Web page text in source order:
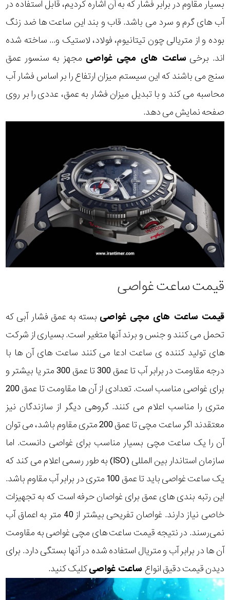
بسیار مقاوم در برابر فشار که به آن اشاره کردیم، قابل استفاده در
آب های گرم و سرد می باشد. قاب و بند این ساعت ها ضد زنگ
بوده و از متریالی چون تیتانیوم، فولاد، لاستیک و... ساخته شده
اند. برخی ساعت های مچی غواصی مجهز به سنسور عمق
سنج می باشند که این سیستم میزان ارتفاع را بر اساس فشار آب
محاسبه می کند و با تبدیل میزان فشار به عمق، عددی را بر روی
صفحه نمایش می دهد.
قیمت ساعت غواصی
قیمت ساعت های مچی غواصی بسته به عمق فشار آبی که
تحمل می کنند و جنس و برند آنها متغیر است. بسیاری از شرکت
های تولید کننده ی ساعت ادعا می کنند ساعت های آن ها با
درجه مقاومت در برابر آب تا عمق 300 تا عمق 300 متر یا بیشتر و
برای غواصی مناسب است. تعدادی از آن ها مقاومت تا عمق 200
متری را مناسب اعلام می کنند. گروهی دیگر از سازندگان نیز
معتقدند اگر ساعت مچی تا عمق 200 متری مقاوم باشد، می توان
آن را یک ساعت مچی بسیار مناسب برای غواصی دانست. اما
سازمان استاندار بین المللی (ISO) به طور رسمی اعلام می کند که
یک ساعت غواصی باید تا عمق 100 متری در برابر آب مقاوم باشد.
این رتبه بندی های عمق برای غواصان حرفه است که به تجهیزات
خاصی نیاز دارند. غواصان تفریحی بیشتر از 40 متر به اعماق آب
نمی‌رسند. در نتیجه قیمت ساعت های مچی غواصی به مقاومت
آن ها در برابر آب و متریال استفاده شده در آنها بستگی دارد. برای
دیدن قیمت دقیق انواع ساعت غواصیکلیک کنید.